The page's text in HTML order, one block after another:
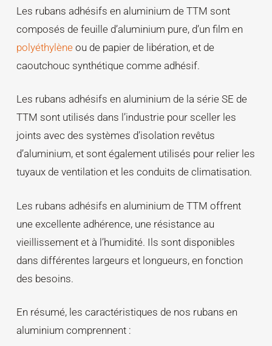
Les rubans adhésifs en aluminium de TTM sont
composés de feuille d’aluminium pure, d’un film en
polyéthylèneou de papier de libération, et de
caoutchouc synthétique comme adhésif.
Les rubans adhésifs en aluminium de la série SE de
TTM sont utilisés dans l’industrie pour sceller les
joints avec des systèmes d’isolation revêtus
d’aluminium, et sont également utilisés pour relier les
tuyaux de ventilation et les conduits de climatisation.
Les rubans adhésifs en aluminium de TTM offrent
une excellente adhérence, une résistance au
vieillissement et à l’humidité. Ils sont disponibles
dans différentes largeurs et longueurs, en fonction
des besoins.
En résumé, les caractéristiques de nos rubans en
aluminium comprennent :